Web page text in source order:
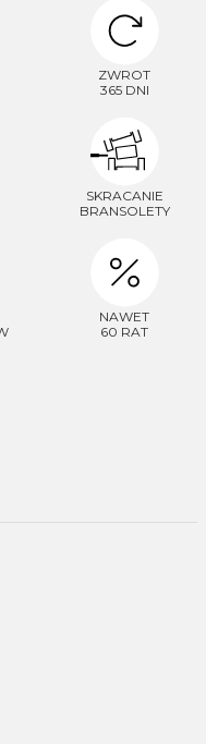
ZWROT
365 DNI
SKRACANIE
BRANSOLETY
NAWET
60 RAT